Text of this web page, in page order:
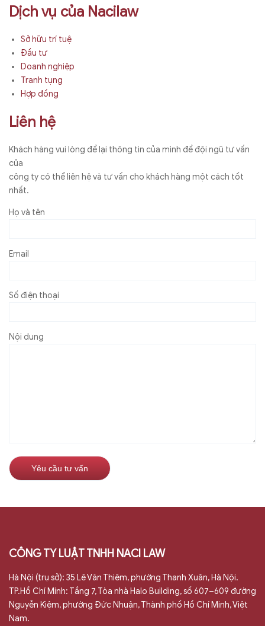
Dịch vụ của Nacilaw
Sở hữu trí tuệ
Đầu tư
Doanh nghiệp
Tranh tụng
Hợp đồng
Liên hệ
Khách hàng vui lòng để lại thông tin của mình để đội ngũ tư vấn
của
công ty có thể liên hệ và tư vấn cho khách hàng một cách tốt
nhất.
Họ và tên
Email
Số điện thoại
Nội dung
CÔNG TY LUẬT TNHH NACI LAW
Hà Nội (trụ sở): 35 Lê Văn Thiêm, phường Thanh Xuân, Hà Nội.
TP.Hồ Chí Minh: Tầng 7, Tòa nhà Halo Building, số 607–609 đường
Nguyễn Kiệm, phường Đức Nhuận, Thành phố Hồ Chí Minh, Việt
Nam.